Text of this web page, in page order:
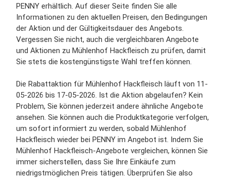
PENNY erhältlich. Auf dieser Seite finden Sie alle
Informationen zu den aktuellen Preisen, den Bedingungen
der Aktion und der Gültigkeitsdauer des Angebots.
Vergessen Sie nicht, auch die vergleichbaren Angebote
und Aktionen zu Mühlenhof Hackfleisch zu prüfen, damit
Sie stets die kostengünstigste Wahl treffen können.
Die Rabattaktion für Mühlenhof Hackfleisch läuft von 11-
05-2026 bis 17-05-2026. Ist die Aktion abgelaufen? Kein
Problem, Sie können jederzeit andere ähnliche Angebote
ansehen. Sie können auch die Produktkategorie verfolgen,
um sofort informiert zu werden, sobald Mühlenhof
Hackfleisch wieder bei PENNY im Angebot ist. Indem Sie
Mühlenhof Hackfleisch-Angebote vergleichen, können Sie
immer sicherstellen, dass Sie Ihre Einkäufe zum
niedrigstmöglichen Preis tätigen. Überprüfen Sie also